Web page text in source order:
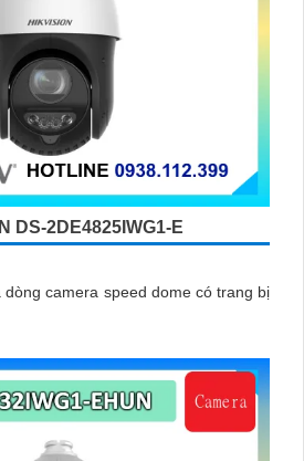
DS-2DE4825IWG1-E
dòng camera speed dome có trang bị